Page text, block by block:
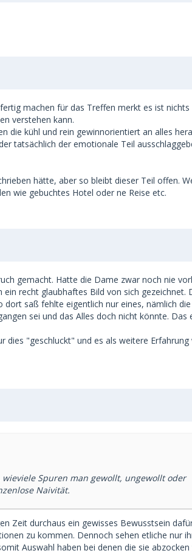
machen für das Treffen merkt es ist
verstehen kann.
die kühl und rein gewinnorientiert an alles
tatsächlich der emotionale Teil
hätte, aber so bleibt dieser Teil offen.
wie gebuchtes Hotel oder ne Reise etc.
gemacht. Hatte die Dame zwar noch nie
recht glaubhaftes Bild von sich gezeichnet.
saß fehlte eigentlich nur eines, nämlich die
sei und das Alles doch nicht könnte. Das
dies "geschluckt" und es als weitere Erfahrung
Spuren man gewollt, ungewollt oder
Naivität.
Zeit durchaus ein gewisses Bewusstsein
zu kommen. Dennoch sehen etliche nur
Auswahl haben bei denen die sie abzocken